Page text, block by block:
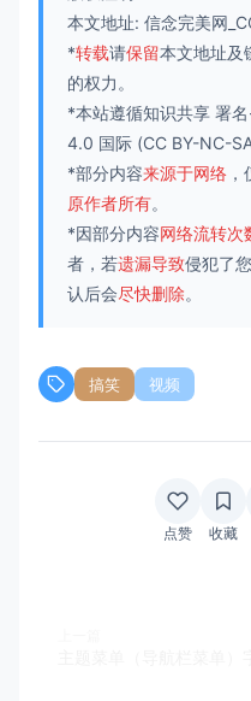
本文地址: 信念完美网
*转载请保留本文地址及
的权力。
*本站遵循知识共享 署
4.0 国际 (CC BY-NC-
*部分内容来源于网络
原作者所有。
*因部分内容网络流转次
者，若遗漏导致侵犯了
认后会尽快删除。
搞笑 视频
点赞 收藏